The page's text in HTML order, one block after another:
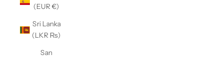
(EUR €)
Sri Lanka
(LKR ₨)
San